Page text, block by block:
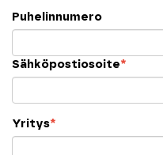
Puhelinnumero
Sähköpostiosoite*
Yritys*